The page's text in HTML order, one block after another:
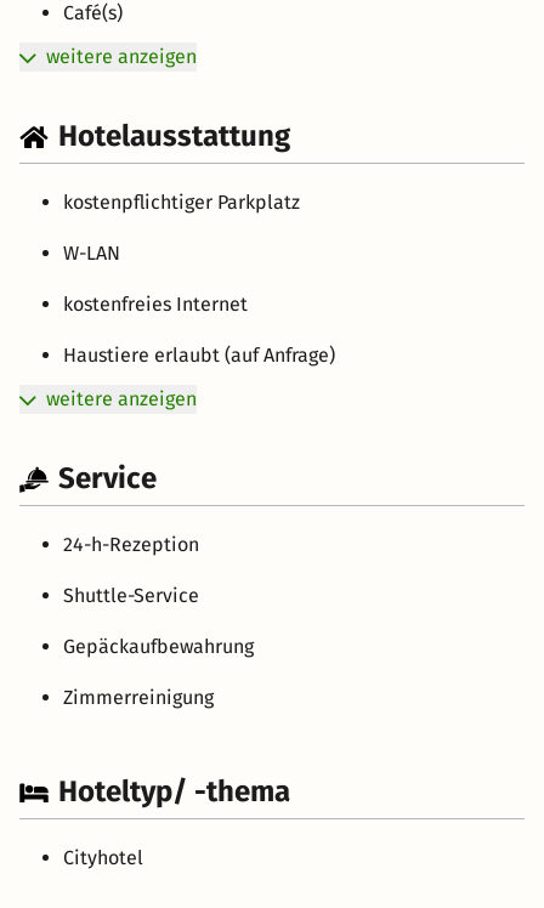
Café(s)
weitere anzeigen
Hotelausstattung
kostenpflichtiger Parkplatz
W-LAN
kostenfreies Internet
Haustiere erlaubt (auf Anfrage)
weitere anzeigen
Service
24-h-Rezeption
Shuttle-Service
Gepäckaufbewahrung
Zimmerreinigung
Hoteltyp/ -thema
Cityhotel